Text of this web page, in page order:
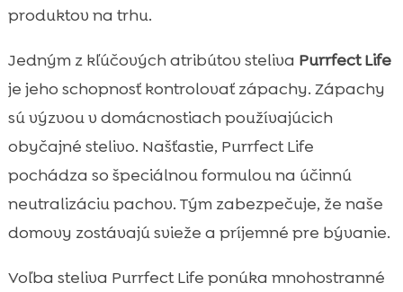
produktov na trhu.
Jedným z kľúčových atribútov steliva Purrfect Life
je jeho schopnosť kontrolovať zápachy. Zápachy
sú výzvou v domácnostiach používajúcich
obyčajné stelivo. Našťastie, Purrfect Life
pochádza so špeciálnou formulou na účinnú
neutralizáciu pachov. Tým zabezpečuje, že naše
domovy zostávajú svieže a príjemné pre bývanie.
Voľba steliva Purrfect Life ponúka mnohostranné